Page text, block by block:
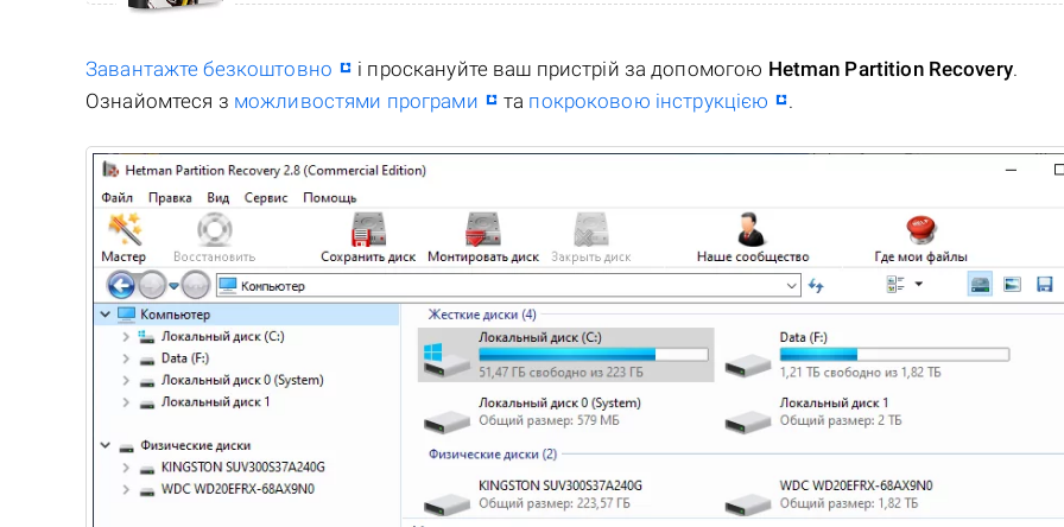
Завантажте безкоштовно і проскануйте ваш пристрій за допомогою Hetman Partition Recovery.
Ознайомтеся з можливостями програми та покроковою інструкцією .